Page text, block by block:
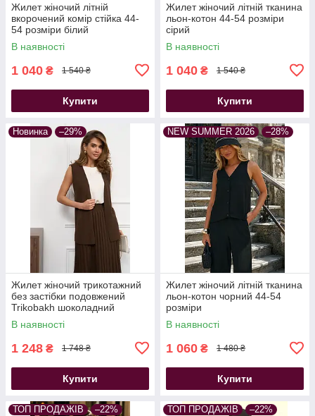
Жилет жіночий літній
вкорочений комір стійка 44-
54 розміри білий
В наявності
1 040 ₴ 1 540 ₴
Купити
Жилет жіночий літній тканина
льон-котон 44-54 розміри
сірий
В наявності
1 040 ₴ 1 540 ₴
Купити
Новинка –29%
Жилет жіночий трикотажний
без застібки подовжений
Trikobakh шоколадний
В наявності
1 248 ₴ 1 748 ₴
Купити
NEW SUMMER 2026 –28%
Жилет жіночий літній тканина
льон-котон чорний 44-54
розміри
В наявності
1 060 ₴ 1 480 ₴
Купити
ТОП ПРОДАЖІВ –22% ТОП ПРОДАЖІВ –22%